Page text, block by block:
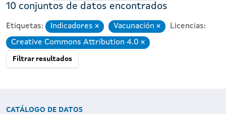
10 conjuntos de datos encontrados
Etiquetas: Indicadores EliminarVacunación EliminarLicencias:
Creative Commons Attribution 4.0
Eliminar
Filtrar resultados
CATÁLOGO DE DATOS